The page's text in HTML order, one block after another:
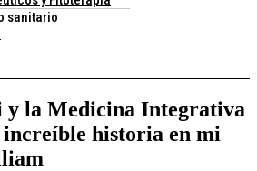
sanitario
y la Medicina Integrativa
historia en mi